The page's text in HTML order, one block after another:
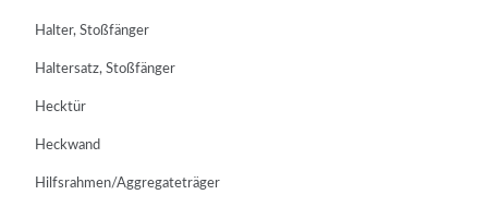
Halter, Stoßfänger
Haltersatz, Stoßfänger
Hecktür
Heckwand
Hilfsrahmen/Aggregateträger